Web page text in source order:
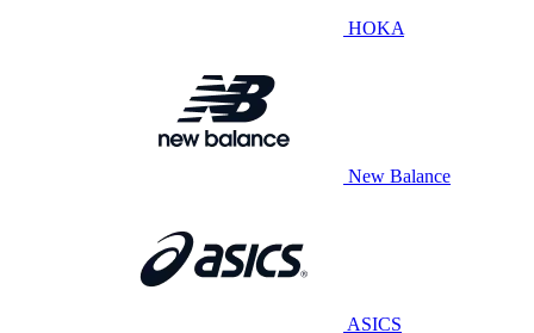
HOKA
New Balance
ASICS